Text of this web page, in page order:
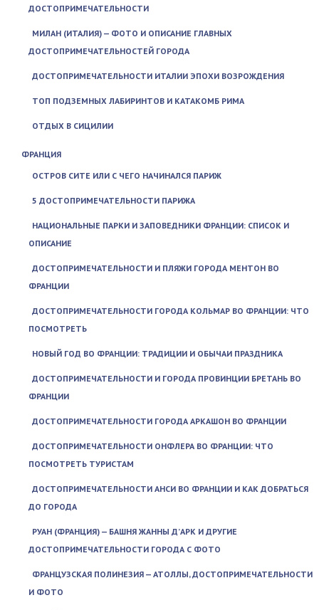
ДОСТОПРИМЕЧАТЕЛЬНОСТИ
МИЛАН (ИТАЛИЯ) — ФОТО И ОПИСАНИЕ ГЛАВНЫХ
ДОСТОПРИМЕЧАТЕЛЬНОСТЕЙ ГОРОДА
ДОСТОПРИМЕЧАТЕЛЬНОСТИ ИТАЛИИ ЭПОХИ ВОЗРОЖДЕНИЯ
ТОП ПОДЗЕМНЫХ ЛАБИРИНТОВ И КАТАКОМБ РИМА
ОТДЫХ В СИЦИЛИИ
ФРАНЦИЯ
ОСТРОВ СИТЕ ИЛИ С ЧЕГО НАЧИНАЛСЯ ПАРИЖ
5 ДОСТОПРИМЕЧАТЕЛЬНОСТИ ПАРИЖА
НАЦИОНАЛЬНЫЕ ПАРКИ И ЗАПОВЕДНИКИ ФРАНЦИИ: СПИСОК И
ОПИСАНИЕ
ДОСТОПРИМЕЧАТЕЛЬНОСТИ И ПЛЯЖИ ГОРОДА МЕНТОН ВО
ФРАНЦИИ
ДОСТОПРИМЕЧАТЕЛЬНОСТИ ГОРОДА КОЛЬМАР ВО ФРАНЦИИ: ЧТО
ПОСМОТРЕТЬ
НОВЫЙ ГОД ВО ФРАНЦИИ: ТРАДИЦИИ И ОБЫЧАИ ПРАЗДНИКА
ДОСТОПРИМЕЧАТЕЛЬНОСТИ И ГОРОДА ПРОВИНЦИИ БРЕТАНЬ ВО
ФРАНЦИИ
ДОСТОПРИМЕЧАТЕЛЬНОСТИ ГОРОДА АРКАШОН ВО ФРАНЦИИ
ДОСТОПРИМЕЧАТЕЛЬНОСТИ ОНФЛЕРА ВО ФРАНЦИИ: ЧТО
ПОСМОТРЕТЬ ТУРИСТАМ
ДОСТОПРИМЕЧАТЕЛЬНОСТИ АНСИ ВО ФРАНЦИИ И КАК ДОБРАТЬСЯ
ДО ГОРОДА
РУАН (ФРАНЦИЯ) — БАШНЯ ЖАННЫ Д’АРК И ДРУГИЕ
ДОСТОПРИМЕЧАТЕЛЬНОСТИ ГОРОДА С ФОТО
ФРАНЦУЗСКАЯ ПОЛИНЕЗИЯ — АТОЛЛЫ, ДОСТОПРИМЕЧАТЕЛЬНОСТИ
И ФОТО